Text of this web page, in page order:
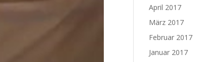
April 2017
März 2017
Februar 2017
Januar 2017